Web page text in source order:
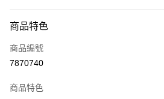
LINE Pay
街口支付
商品特色
商品編號
7870740
商品特色